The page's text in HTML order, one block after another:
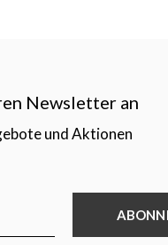
Newsletter an
und Aktionen